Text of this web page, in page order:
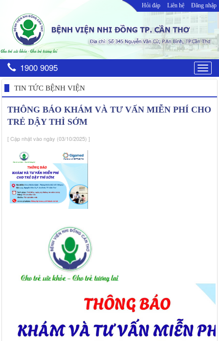
Hỏi đáp Liên hệ Đăng nhập
1900 9095
TIN TỨC BỆNH VIỆN
THÔNG BÁO KHÁM VÀ TƯ VẤN MIỄN PHÍ CHO
TRẺ DẬY THÌ SỚM
[ Cập nhật vào ngày (03/10/2025) ]